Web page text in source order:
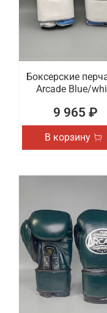
Боксерские
Arcade Blue/
9 965 ₽
В корзину